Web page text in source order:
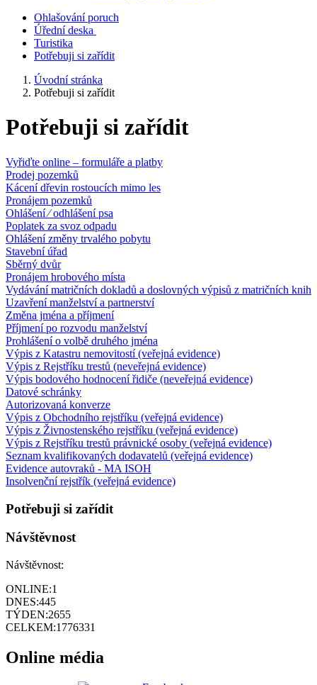
Ohlašování poruch
Úřední deska
Turistika
Potřebuji si zařídit
Úvodní stránka
Potřebuji si zařídit
Potřebuji si zařídit
Vyřiďte online – formuláře a platby
Prodej pozemků
Kácení dřevin rostoucích mimo les
Pronájem pozemků
Ohlášení ⁄ odhlášení psa
Poplatek za svoz odpadu
Ohlášení změny trvalého pobytu
Stavební úřad
Sběrný dvůr
Pronájem hrobového místa
Vydávání matričních dokladů a doslovných výpisů z matričních knih
Uzavření manželství a partnerství
Změna jména a příjmení
Příjmení po rozvodu manželství
Prohlášení o volbě druhého jména
Výpis z Katastru nemovitostí (veřejná evidence)
Výpis z Rejstříku trestů (neveřejná evidence)
Výpis bodového hodnocení řidiče (neveřejná evidence)
Datové schránky
Autorizovaná konverze
Výpis z Obchodního rejstříku (veřejná evidence)
Výpis z Živnostenského rejstříku (veřejná evidence)
Výpis z Rejstříku trestů právnické osoby (veřejná evidence)
Seznam kvalifikovaných dodavatelů (veřejná evidence)
Evidence autovraků - MA ISOH
Insolvenční rejstřík (veřejná evidence)
Potřebuji si zařídit
Návštěvnost
Návštěvnost:
ONLINE:1
DNES:445
TÝDEN:2655
CELKEM:1776331
Online média